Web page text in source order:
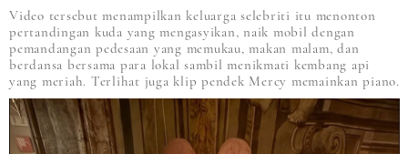
Video tersebut menampilkan keluarga selebriti itu menonton
pertandingan kuda yang mengasyikan, naik mobil dengan
pemandangan pedesaan yang memukau, makan malam, dan
berdansa bersama para lokal sambil menikmati kembang api
yang meriah. Terlihat juga klip pendek Mercy memainkan piano.